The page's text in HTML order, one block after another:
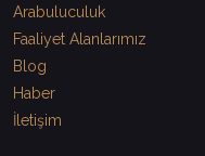
Arabuluculuk
Faaliyet Alanlarımız
Blog
Haber
İletişim